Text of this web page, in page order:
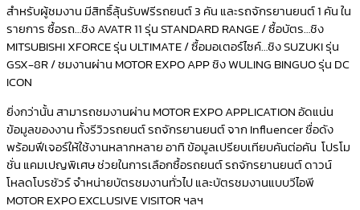
สำหรับผู้ชมงาน มีสิทธิ์ลุ้นรับฟรีรถยนต์3 คัน และรถจักรยานยนต์1 คัน ใน
รายการซื้อรถ…ชิงAVATR 11รุ่นSTANDARD RANGE/ซื้อบัตร…ชิง
MITSUBISHI XFORCEรุ่น ULTIMATE/ซื้อมอเตอร์ไซค์…ชิงSUZUKIรุ่น
GSX-8R/ชมงานผ่าน MOTOR EXPO APPชิงWULING BINGUOรุ่น DC
ICON
ยิ่งกว่านั้น สามารถชมงานผ่าน MOTOR EXPO APPLICATIONอัดแน่น
ข้อมูลของงาน ทั้งรีวิวรถยนต์ รถจักรยานยนต์ จาก Influencerชื่อดัง
พร้อมฟีเจอร์ให้ใช้งานหลากหลาย อาทิ ข้อมูลเปรียบเทียบคันต่อคัน โปรโม
ชั่น แคมเปญพิเศษ ช่วยในการเลือกซื้อรถยนต์ รถจักรยานยนต์ ดาวน์
โหลดโบรชัวร์ จำหน่ายบัตรชมงานทั่วไป และบัตรชมงานแบบวีไอพี
MOTOR EXPO EXCLUSIVE VISITORฯลฯ